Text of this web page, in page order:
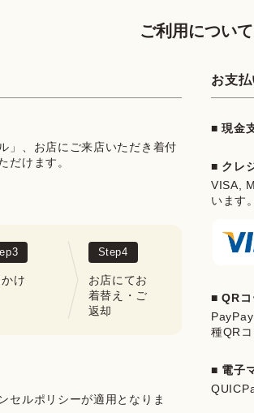
ご利用について
」、お店にご来店いただき着付
だけます。
3
け
Step4
お店にてお
着替え・ご
返却
セルポリシーが適用となりま
お支
■ 現金
■ クレ
VISA,
います。
■ QRコ
種QR
■ 電子